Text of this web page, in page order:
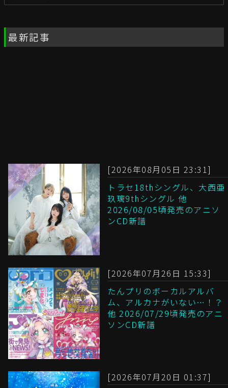
最新記事
[2026年08月05日 23:31]
トラセ18thシングル、大西亜
玖璃9thシングル 他
2026/08/05頃発売のアニソ
ンCD新譜
[2026年07月26日 15:33]
たんプリのボーカルアルバ
ム、アルカナがいない…！？
他 2026/07/29頃発売のアニ
ソンCD新譜
[2026年07月20日 01:37]